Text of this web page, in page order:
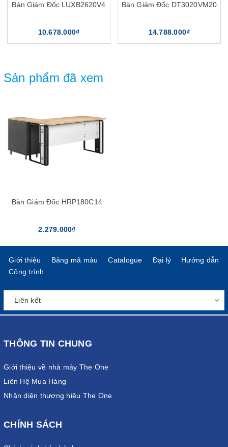
Bàn Giám Đốc LUXB2620V4
10.678.000₫
Bàn Giám Đốc DT3020VM20
14.788.000₫
Sản phẩm đã xem
Bàn Giám Đốc HRP180C14
2.279.000₫
Giới thiệu Bảng mã màu Catalogue Đại lý
Hướng dẫn
Công trình
THÔNG TIN CHUNG
Giới thiệu về nhà máy The One
Liên Hệ Mua Hàng
Nhận diện thương hiệu The One
CHÍNH SÁCH